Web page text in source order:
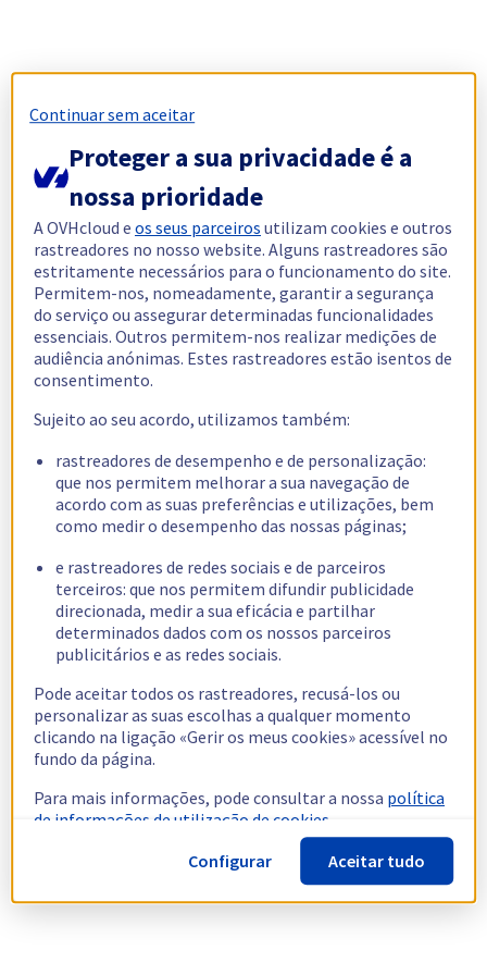
Continuar sem aceitar
Proteger a sua privacidade é a
nossa prioridade
A OVHcloud eos seus parceiros utilizam cookies e outros
rastreadores no nosso website. Alguns rastreadores são
estritamente necessários para o funcionamento do site.
Permitem-nos, nomeadamente, garantir a segurança
do serviço ou assegurar determinadas funcionalidades
essenciais. Outros permitem-nos realizar medições de
audiência anónimas. Estes rastreadores estão isentos de
consentimento.
Sujeito ao seu acordo, utilizamos também:
rastreadores de desempenho e de personalização:
que nos permitem melhorar a sua navegação de
acordo com as suas preferências e utilizações, bem
como medir o desempenho das nossas páginas;
e rastreadores de redes sociais e de parceiros
terceiros: que nos permitem difundir publicidade
direcionada, medir a sua eficácia e partilhar
determinados dados com os nossos parceiros
publicitários e as redes sociais.
Pode aceitar todos os rastreadores, recusá-los ou
personalizar as suas escolhas a qualquer momento
clicando na ligação «Gerir os meus cookies» acessível no
fundo da página.
Para mais informações, pode consultar a nossa política
de informações de utilização de cookies.
Configurar
Aceitar tudo